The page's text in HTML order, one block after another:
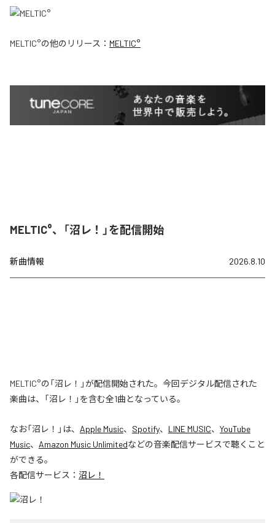
MELTIC°の他のリリース： MELTIC°
MELTIC°、「沼レ！」を配信開始
新曲情報 2026.8.10
MELTIC°の「沼レ！」が配信開始された。今回デジタル配信された
楽曲は、「沼レ！」を含む全1曲となっている。
なお「沼レ！ 」は、 Apple Music、 Spotify、 LINE MUSIC、 YouTube
Music、 Amazon Music Unlimitedなどの音楽配信サービスで聴くこと
ができる。
各配信サービス： 沼レ！